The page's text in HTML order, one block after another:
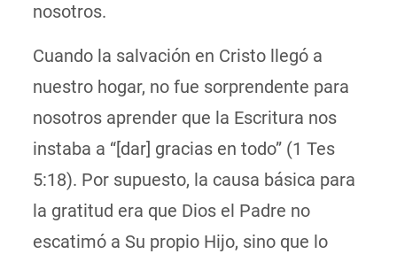
nosotros.
Cuando la salvación en Cristo llegó a
nuestro hogar, no fue sorprendente para
nosotros aprender que la Escritura nos
instaba a “[dar] gracias en todo” (1 Tes
5:18). Por supuesto, la causa básica para
la gratitud era que Dios el Padre no
escatimó a Su propio Hijo, sino que lo